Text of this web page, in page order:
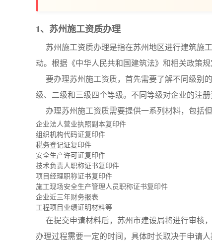
1、苏州施工资质办理
苏州施工资质办理是指在苏州地区进行建筑施
动。根据《中华人民共和国建筑法》和相关政策
要办理苏州施工资质，首先需要了解不同级别
级、二级和三级四个等级。不同等级对企业的注
办理苏州施工资质需要提供一系列材料，包括
企业法人营业执照副本复印件
组织机构代码证复印件
税务登记证复印件
安全生产许可证复印件
技术负责人职称证书复印件
项目经理职称证书复印件
施工现场安全生产管理人员职称证书复印件
企业近三年财务报表
工程项目业绩证明材料等
在提交申请材料后，苏州市建设局将进行审核
办理过程需要一定的时间，具体时长取决于申请人